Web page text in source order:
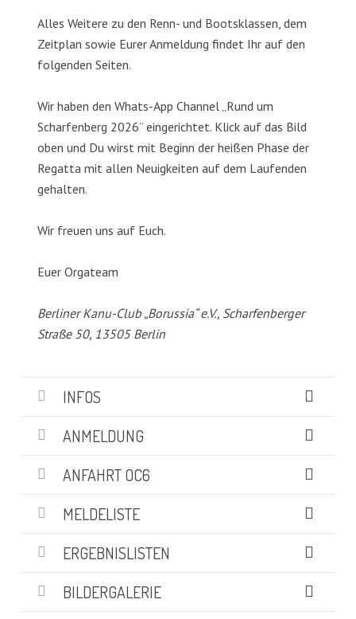
Alles Weitere zu den Renn- und Bootsklassen, dem
Zeitplan sowie Eurer Anmeldung findet Ihr auf den
folgenden Seiten.
Wir haben den Whats-App Channel „Rund um
Scharfenberg 2026“ eingerichtet. Klick auf das Bild
oben und Du wirst mit Beginn der heißen Phase der
Regatta mit allen Neuigkeiten auf dem Laufenden
gehalten.
Wir freuen uns auf Euch.
Euer Orgateam
Berliner Kanu-Club „Borussia“ e.V., Scharfenberger
Straße 50, 13505 Berlin
INFOS
ANMELDUNG
ANFAHRT OC6
MELDELISTE
ERGEBNISLISTEN
BILDERGALERIE